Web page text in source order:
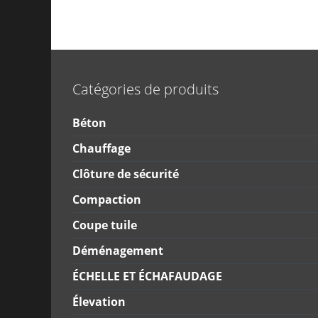
Catégories de produits
Béton
Chauffage
Clôture de sécurité
Compaction
Coupe tuile
Déménagement
ÉCHELLE ET ÉCHAFAUDAGE
Élevation